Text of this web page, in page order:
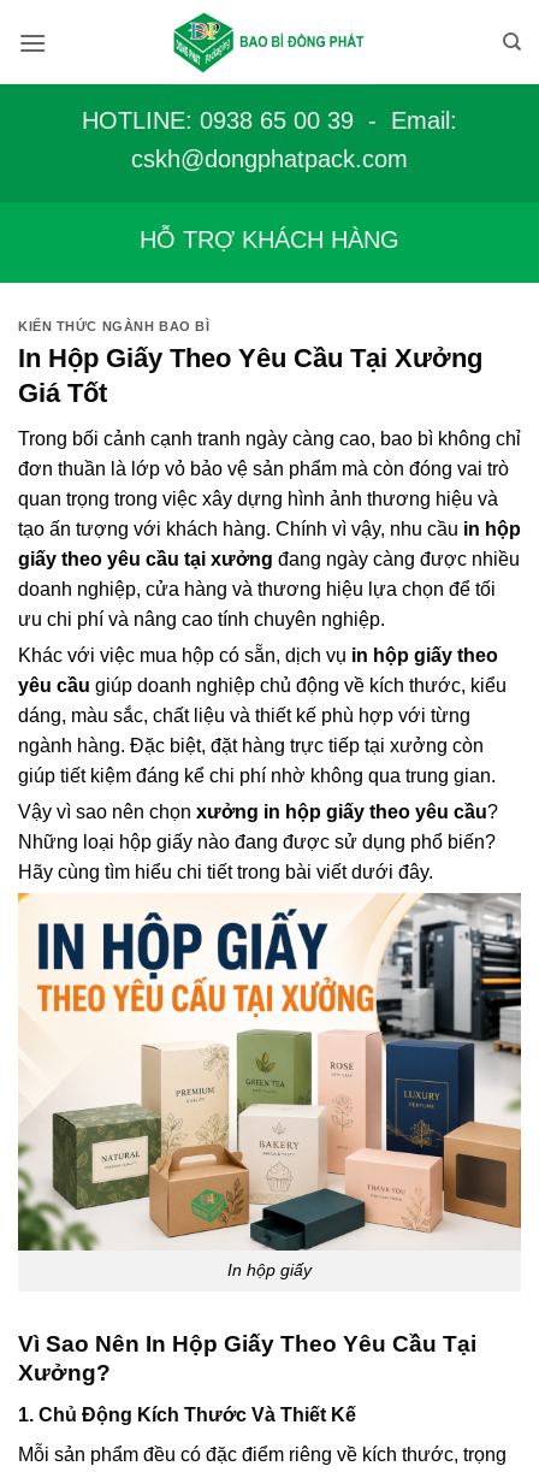
qua
HOTLINE: 0938 65 00 39 - Email:
cskh@dongphatpack.com
HỖ TRỢ KHÁCH HÀNG
KIẾN THỨC NGÀNH BAO BÌ
In Hộp Giấy Theo Yêu Cầu Tại Xưởng
Giá Tốt
Trong bối cảnh cạnh tranh ngày càng cao, bao bì không chỉ
đơn thuần là lớp vỏ bảo vệ sản phẩm mà còn đóng vai trò
quan trọng trong việc xây dựng hình ảnh thương hiệu và
tạo ấn tượng với khách hàng. Chính vì vậy, nhu cầu in hộp
giấy theo yêu cầu tại xưởng đang ngày càng được nhiều
doanh nghiệp, cửa hàng và thương hiệu lựa chọn để tối
ưu chi phí và nâng cao tính chuyên nghiệp.
Khác với việc mua hộp có sẵn, dịch vụ in hộp giấy theo
yêu cầu giúp doanh nghiệp chủ động về kích thước, kiểu
dáng, màu sắc, chất liệu và thiết kế phù hợp với từng
ngành hàng. Đặc biệt, đặt hàng trực tiếp tại xưởng còn
giúp tiết kiệm đáng kể chi phí nhờ không qua trung gian.
Vậy vì sao nên chọn xưởng in hộp giấy theo yêu cầu?
Những loại hộp giấy nào đang được sử dụng phổ biến?
Hãy cùng tìm hiểu chi tiết trong bài viết dưới đây.
In hộp giấy
Vì Sao Nên In Hộp Giấy Theo Yêu Cầu Tại
Xưởng?
1. Chủ Động Kích Thước Và Thiết Kế
Mỗi sản phẩm đều có đặc điểm riêng về kích thước, trọng